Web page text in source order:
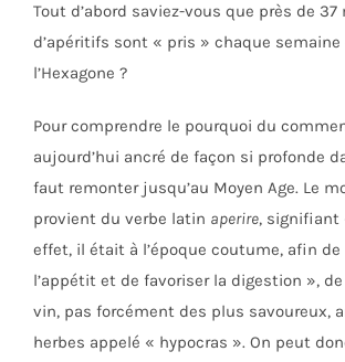
Tout d’abord saviez-vous que près de
d’apéritifs sont « pris » chaque semaine
l’Hexagone ?
Pour comprendre le pourquoi du
aujourd’hui ancré de façon si profonde
faut remonter jusqu’au Moyen Age. Le
provient du verbe latin aperire, signifiant
effet, il était à l’époque coutume, afin de
l’appétit et de favoriser la digestion »,
vin, pas forcément des plus savoureux,
herbes appelé « hypocras ». On peut